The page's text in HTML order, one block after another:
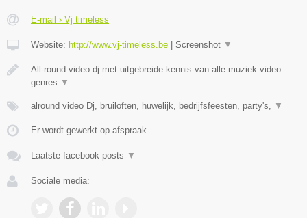
E-mail › Vj timeless
Website: http://www.vj-timeless.be Screenshot ▼
All-round video dj met uitgebreide kennis van alle muziek video
genres ▼
alround video Dj, bruiloften, huwelijk, bedrijfsfeesten, party's, ▼
Er wordt gewerkt op afspraak.
Laatste facebook posts ▼
Sociale media: